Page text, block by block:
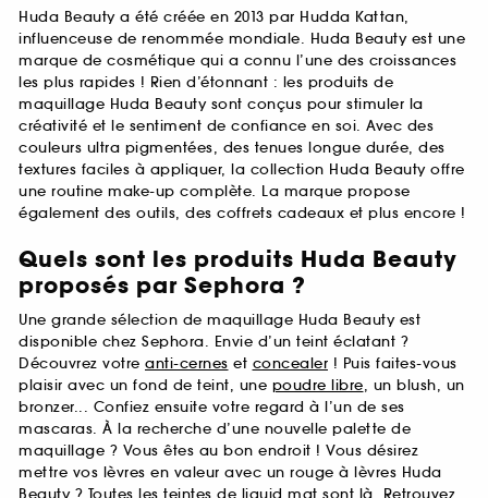
Huda Beauty a été créée en 2013 par Hudda Kattan,
influenceuse de renommée mondiale. Huda Beauty est une
marque de cosmétique qui a connu l’une des croissances
les plus rapides ! Rien d’étonnant : les produits de
maquillage Huda Beauty sont conçus pour stimuler la
créativité et le sentiment de confiance en soi. Avec des
couleurs ultra pigmentées, des tenues longue durée, des
textures faciles à appliquer, la collection Huda Beauty offre
une routine make-up complète. La marque propose
également des outils, des coffrets cadeaux et plus encore !
Quels sont les produits Huda Beauty
proposés par Sephora ?
Une grande sélection de maquillage Huda Beauty est
disponible chez Sephora. Envie d’un teint éclatant ?
Découvrez votre anti-cernes et concealer ! Puis faites-vous
plaisir avec un fond de teint, une poudre libre, un blush, un
bronzer... Confiez ensuite votre regard à l’un de ses
mascaras. À la recherche d’une nouvelle palette de
maquillage ? Vous êtes au bon endroit ! Vous désirez
mettre vos lèvres en valeur avec un rouge à lèvres Huda
Beauty ? Toutes les teintes de liquid mat sont là. Retrouvez